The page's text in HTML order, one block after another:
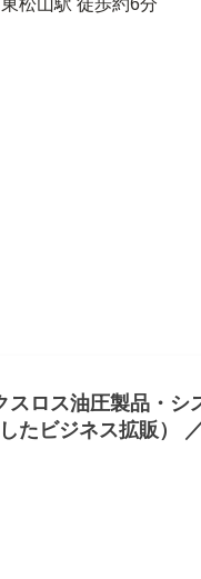
松山駅 徒歩約6分
ロス油圧製品・シ
たビジネス拡販）